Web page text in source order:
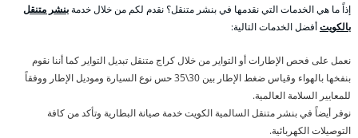
إذاً ما هي الخدمات التي نقدمها في بنشر متنقل؟ نقدم لكم من خلال خدمةبنشر متنقل
بالكويتأفضل الخدمات التالية:
نعمل على فحص الإطارات أو التواير من خلال كراج متنقل تبديل التواير كما أننا نقوم
بنفخها بالهواء وقياس ضغط الإطار بين 30\35 حس نوع السيارة وموديل الإطار ووفقاً
للمعايير السلامة العالمية.
نوفر أيضاً في بنشر متنقل السالمية الكويت خدمة صيانة البطارية وتأكد من كافة
التوصيلات الكهربائية.